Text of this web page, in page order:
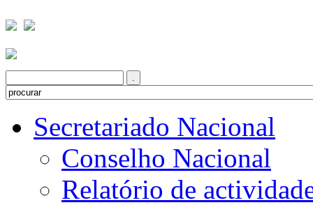
Secretariado Nacional
Conselho Nacional
Relatório de